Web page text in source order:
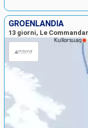
GROENLANDIA
13 giorni, Le